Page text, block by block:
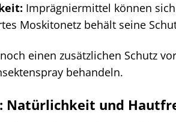
Imprägniermittel können
Moskitonetz behält seine
einen zusätzlichen Schutz
behandeln.
Natürlichkeit und